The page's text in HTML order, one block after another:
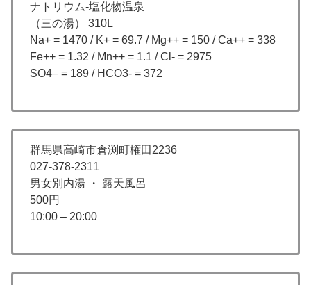
ナトリウム-塩化物温泉
（三の湯） 310L
Na+ = 1470 / K+ = 69.7 / Mg++ = 150 / Ca++ = 338
Fe++ = 1.32 / Mn++ = 1.1 / Cl- = 2975
SO4– = 189 / HCO3- = 372
群馬県高崎市倉渕町権田2236
027-378-2311
男女別内湯 ・ 露天風呂
500円
10:00 – 20:00